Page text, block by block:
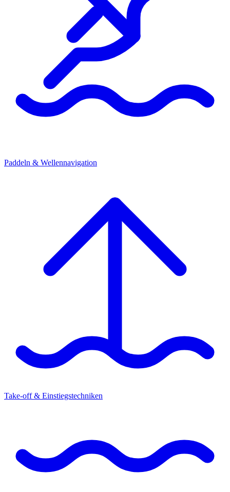
Paddeln & Wellennavigation
Take-off & Einstiegstechniken